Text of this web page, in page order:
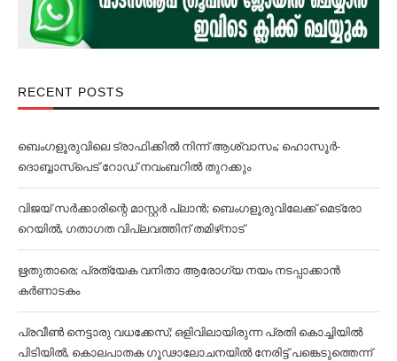
RECENT POSTS
ബെംഗളൂരുവിലെ ട്രാഫിക്കില്‍ നിന്ന് ആശ്വാസം; ഹൊസൂര്‍-
ദൊബ്ബാസ്പെട് റോഡ് നവംബറില്‍ തുറക്കും
വിജയ് സര്‍ക്കാരിന്റെ മാസ്റ്റര്‍ പ്ലാന്‍; ബെംഗളൂരുവിലേക്ക് മെട്രോ
റെയില്‍, ഗതാഗത വിപ്ലവത്തിന് തമിഴ്‌നാട്
ഋതുതാരെ; പ്രത്യേക വനിതാ ആരോഗ്യ നയം നടപ്പാക്കാൻ
കര്‍ണാടകം
പ്രവീൺ നെട്ടാരു വധക്കേസ്; ഒളിവിലായിരുന്ന പ്രതി കൊച്ചിയിൽ
പിടിയിൽ, കൊലപാതക ഗൂഢാലോചനയിൽ നേരിട്ട് പങ്കെടുത്തെന്ന്